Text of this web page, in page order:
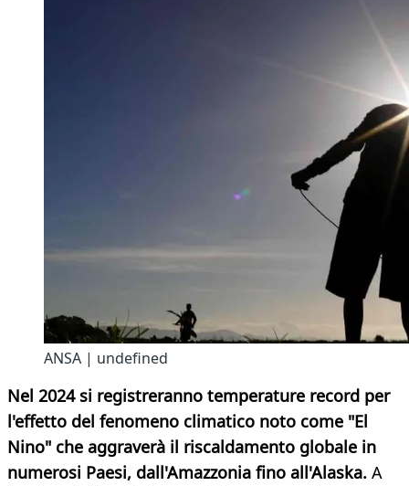
ANSA | undefined
Nel 2024 si registreranno temperature record per
l'effetto del fenomeno climatico noto come "El
Nino" che aggraverà il riscaldamento globale in
numerosi Paesi, dall'Amazzonia fino all'Alaska. A